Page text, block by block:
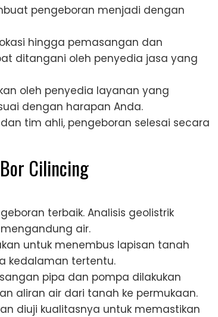
pengeboran menjadi dengan
hingga pemasangan dan
ditangani oleh penyedia jasa yang
oleh penyedia layanan yang
dengan harapan Anda.
tim ahli, pengeboran selesai secara
Cilincing
terbaik. Analisis geolistrik
air.
untuk menembus lapisan tanah
kedalaman tertentu.
pipa dan pompa dilakukan
aliran air dari tanah ke permukaan.
diuji kualitasnya untuk memastikan